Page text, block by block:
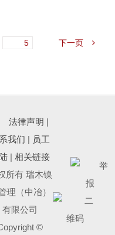
5 下一页
法律声明 |
我们 | 员工
|相关链接
所有 瑞木镍
理（中冶）
有限公司
©